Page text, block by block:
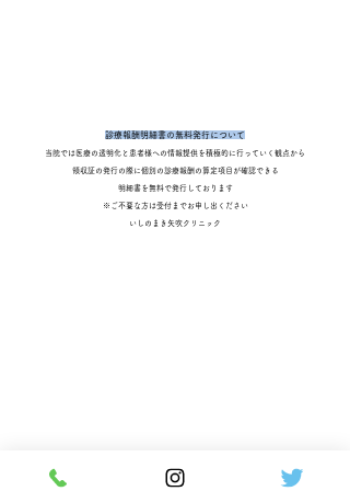
​診療報酬明細書の無料発行について
当院では医療の透明化と患者様への情報提供を積極的に行っていく観点から
領収証の発行の際に個別の診療報酬の算定項目が確認できる
明細書を無料で発行しております
​※ご不要な方は受付までお申し出ください
いしのまき矢吹クリニック